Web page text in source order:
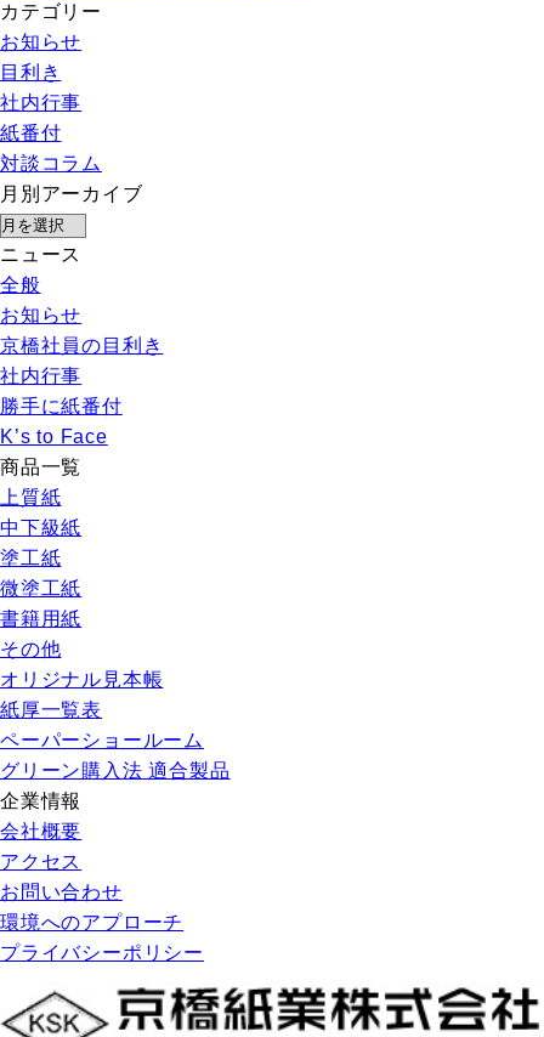
カテゴリー
お知らせ
目利き
社内行事
紙番付
対談コラム
月別アーカイブ
ニュース
全般
お知らせ
京橋社員の目利き
社内行事
勝手に紙番付
K’s to Face
商品一覧
上質紙
中下級紙
塗工紙
微塗工紙
書籍用紙
その他
オリジナル見本帳
紙厚一覧表
ペーパーショールーム
グリーン購入法 適合製品
企業情報
会社概要
アクセス
お問い合わせ
環境へのアプローチ
プライバシーポリシー